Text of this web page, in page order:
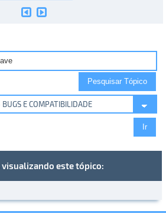
visualizando este tópico: